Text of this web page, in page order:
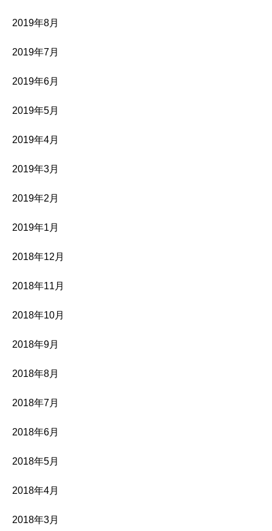
2019年8月
2019年7月
2019年6月
2019年5月
2019年4月
2019年3月
2019年2月
2019年1月
2018年12月
2018年11月
2018年10月
2018年9月
2018年8月
2018年7月
2018年6月
2018年5月
2018年4月
2018年3月